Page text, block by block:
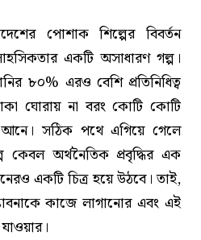
পোশাক শিল্পের বিবর্তন
একটি অসাধারণ গল্প।
৮০% এরও বেশি প্রতিনিধিত্ব
ঘোরায় না বরং কোটি কোটি
আনে। সঠিক পথে এগিয়ে গেলে
কেবল অর্থনৈতিক প্রবৃদ্ধির এক
একটি চিত্র হয়ে উঠবে। তাই,
কাজে লাগানোর এবং এই